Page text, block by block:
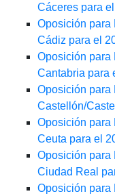
Cáceres para
Oposición para
Cádiz para el
Oposición para
Cantabria para
Oposición para
Castellón/
Oposición para
Ceuta para el
Oposición para
Ciudad Real
Oposición para